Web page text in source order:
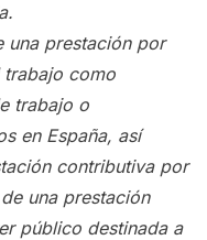
una prestación por
trabajo como
trabajo o
en España, así
contributiva por
una prestación
público destinada a